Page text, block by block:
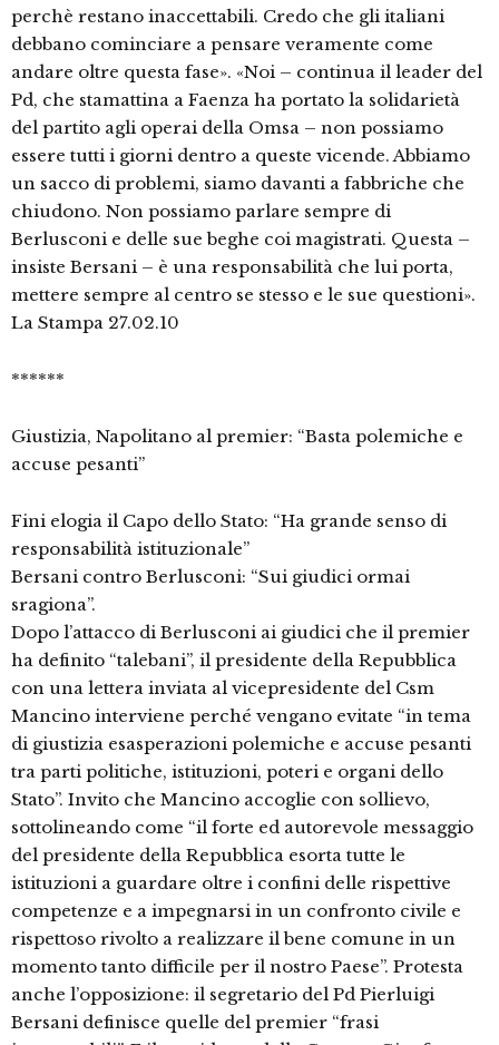
perchè restano inaccettabili. Credo che gli italiani
debbano cominciare a pensare veramente come
andare oltre questa fase». «Noi – continua il leader del
Pd, che stamattina a Faenza ha portato la solidarietà
del partito agli operai della Omsa – non possiamo
essere tutti i giorni dentro a queste vicende. Abbiamo
un sacco di problemi, siamo davanti a fabbriche che
chiudono. Non possiamo parlare sempre di
Berlusconi e delle sue beghe coi magistrati. Questa –
insiste Bersani – è una responsabilità che lui porta,
mettere sempre al centro se stesso e le sue questioni».
La Stampa 27.02.10
******
Giustizia, Napolitano al premier: “Basta polemiche e
accuse pesanti”
Fini elogia il Capo dello Stato: “Ha grande senso di
responsabilità istituzionale”
Bersani contro Berlusconi: “Sui giudici ormai
sragiona”.
Dopo l’attacco di Berlusconi ai giudici che il premier
ha definito “talebani”, il presidente della Repubblica
con una lettera inviata al vicepresidente del Csm
Mancino interviene perché vengano evitate “in tema
di giustizia esasperazioni polemiche e accuse pesanti
tra parti politiche, istituzioni, poteri e organi dello
Stato”. Invito che Mancino accoglie con sollievo,
sottolineando come “il forte ed autorevole messaggio
del presidente della Repubblica esorta tutte le
istituzioni a guardare oltre i confini delle rispettive
competenze e a impegnarsi in un confronto civile e
rispettoso rivolto a realizzare il bene comune in un
momento tanto difficile per il nostro Paese”. Protesta
anche l’opposizione: il segretario del Pd Pierluigi
Bersani definisce quelle del premier “frasi